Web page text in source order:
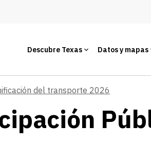
Descubre Texas Datos y mapas
del transporte 2026